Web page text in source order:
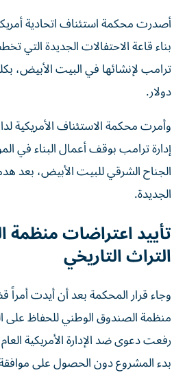
أصدرت محكمة استئناف اتحادية
بناء قاعة الاحتفالات الجديدة التي
دولار.
وأمرت محكمة الاستئناف الأمريكية
إدارة ترامب بوقف أعمال البناء في
الجناح الشرقي للبيت الأبيض، بعد
الجديدة.
تأييد اعتراضات منظمة
التراث التاريخي
وجاء قرار المحكمة بعد أن أيدت أمراً
منظمة الصندوق الوطني للحفاظ على
رفعت دعوى ضد الإدارة الأمريكية
بدء المشروع دون الحصول على